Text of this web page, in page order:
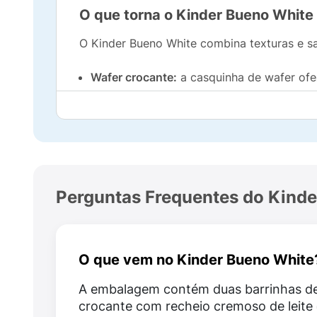
O que torna o Kinder Bueno
O Kinder Bueno White combina texturas e
Wafer crocante: a casquinha de wafer
Cobertura de chocolate branco:uma
Porções individuais:cada barrinha vem
Quais são os ingredientes
O Kinder Bueno White é um wafer com
avelãs (5%) e componentes do leite que
Perguntas Frequentes do
O que vem no Kinder Bueno
A embalagem contém duas barrinhas
crocante com recheio cremoso de leite